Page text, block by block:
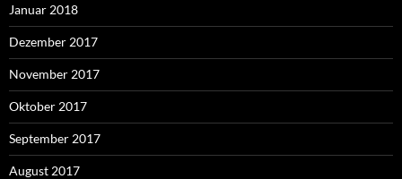
Januar 2018
Dezember 2017
November 2017
Oktober 2017
September 2017
August 2017